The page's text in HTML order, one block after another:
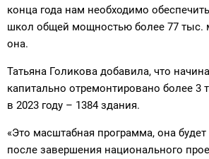
конца года нам необходимо
школ общей мощностью более 77 тыс.
она.
Татьяна Голикова добавила, что
капитально отремонтировано более 3
в 2023 году – 1384 здания.
«Это масштабная программа, она
после завершения национального